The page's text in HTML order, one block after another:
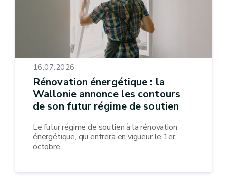
16.07.2026
Rénovation énergétique : la
Wallonie annonce les contours
de son futur régime de soutien
Le futur régime de soutien à la rénovation
énergétique, qui entrera en vigueur le 1er
octobre...